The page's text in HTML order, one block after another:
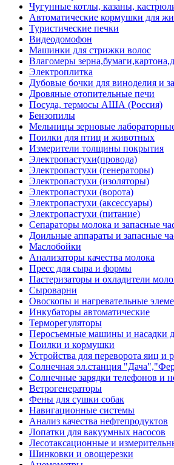
Чугунные котлы, казаны,
Автоматические кормушки для
Туристические печки
Видеодомофон
Машинки для стрижки волос
Влагомеры
Электроплитка
Дубовые бочки для виноделия и
Дровяные отопительные печи
Посуда, термосы АША (Россия)
Бензопилы
Мельницы зерновые
Поилки для птиц и животных
Измерители толщины покрытия
Электропастухи(провода)
Электропастухи (генераторы)
Электропастухи (изоляторы)
Электропастухи (ворота)
Электропастухи (аксессуары)
Электропастухи (питание)
Сепараторы молока и запасные
Доильные аппараты и запасные
Маслобойки
Анализаторы качества молока
Пресс для сыра и формы
Пастеризаторы и охладители
Сыроварни
Овоскопы и нагревательные
Инкубаторы автоматические
Терморегуляторы
Перосъемные машины и насадки
Поилки и кормушки
Устройства для переворота яиц и
Солнечная эл.станция
Солнечные зарядки телефонов и
Ветрогенераторы
Фены для сушки собак
Навигационные системы
Анализ качества нефтепродуктов
Лопатки для вакуумных насосов
Лесотаксационные и
Шинковки и овощерезки